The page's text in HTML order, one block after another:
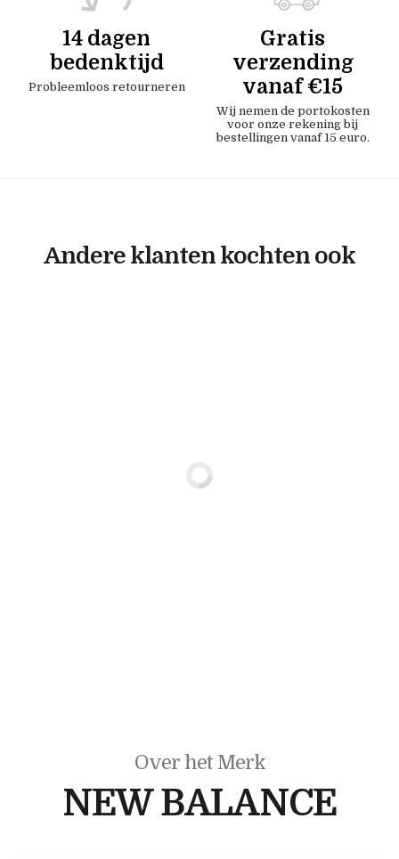
14 dagen
bedenktijd
Probleemloos retourneren
Gratis
verzending
vanaf €15
Wij nemen de portokosten
voor onze rekening bij
bestellingen vanaf 15 euro.
Andere klanten kochten ook
Over het Merk
NEW BALANCE